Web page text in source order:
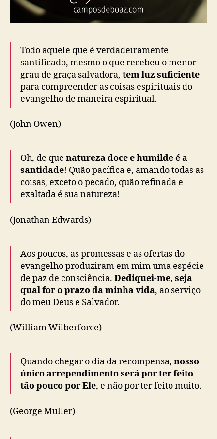
Todo aquele que é verdadeiramente
santificado, mesmo o que recebeu o menor
grau de graça salvadora, tem luz suficiente
para compreender as coisas espirituais do
evangelho de maneira espiritual.
(John Owen)
Oh, de que natureza doce e humilde é a
santidade! Quão pacífica e, amando todas as
coisas, exceto o pecado, quão refinada e
exaltada é sua natureza!
(Jonathan Edwards)
Aos poucos, as promessas e as ofertas do
evangelho produziram em mim uma espécie
de paz de consciência. Dediquei-me, seja
qual for o prazo da minha vida, ao serviço
do meu Deus e Salvador.
(William Wilberforce)
Quando chegar o dia da recompensa, nosso
único arrependimento será por ter feito
tão pouco por Ele, e não por ter feito muito.
(George Müller)